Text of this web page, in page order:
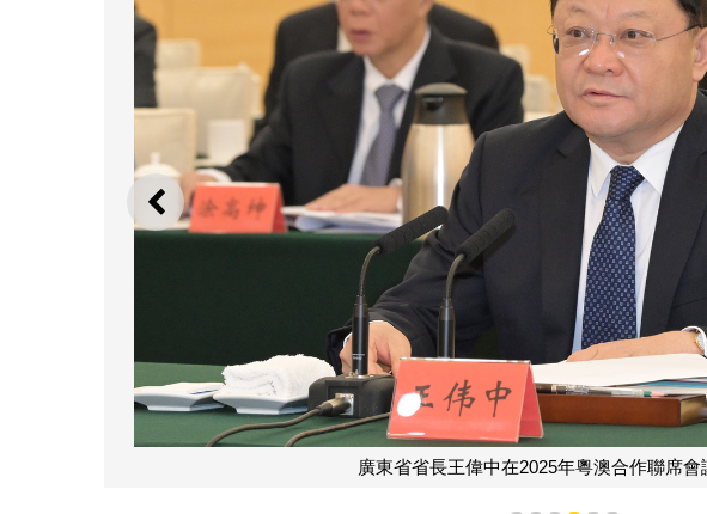
上一則
廣東省省長王偉中在2025年粵澳合作聯席會